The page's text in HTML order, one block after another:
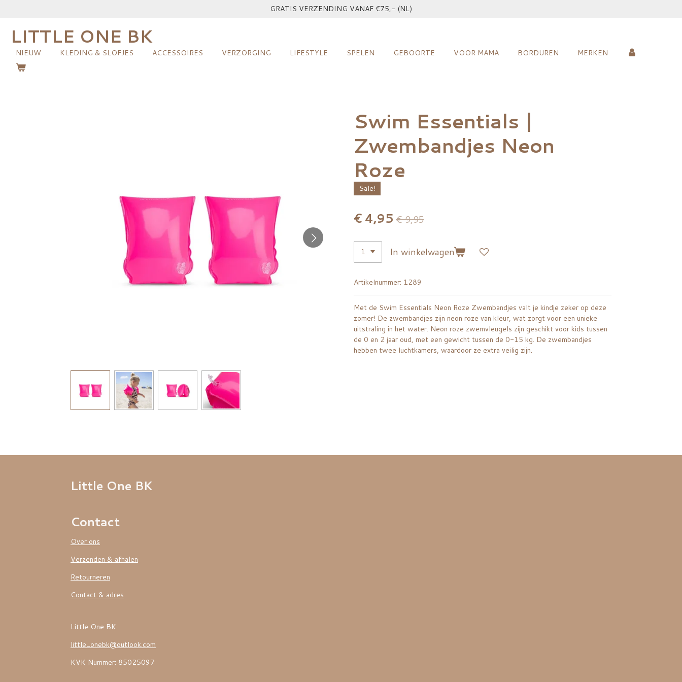
naar
de
hoofdinhoud
GRATIS VERZENDING VANAF €75,- (NL)
LITTLE ONE BK
NIEUW KLEDING & SLOFJES ACCESSOIRES VERZORGING LIFESTYLE SPELEN GEBOORTE VOOR MAMA BORDUREN MERKEN
Swim Essentials |
Zwembandjes Neon
Roze
Sale!
€ 4,95 € 9,95
In winkelwagen
Artikelnummer: 1289
Met de Swim Essentials Neon Roze Zwembandjes valt je kindje zeker op deze
zomer! De zwembandjes zijn neon roze van kleur, wat zorgt voor een unieke
uitstraling in het water. Neon roze zwemvleugels zijn geschikt voor kids tussen
de 0 en 2 jaar oud, met een gewicht tussen de 0-15 kg. De zwembandjes
hebben twee luchtkamers, waardoor ze extra veilig zijn.
Little One BK
Contact
Over ons
Verzenden & afhalen
Retourneren
Contact & adres
Little One BK
little_onebk@outlook.com
KVK Nummer: 85025097